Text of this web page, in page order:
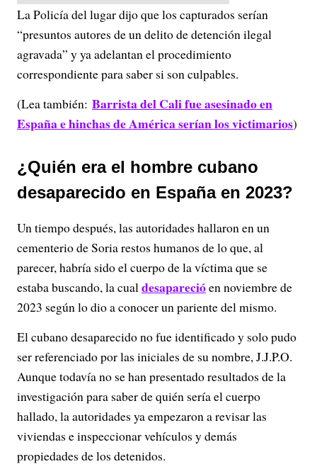
La Policía del lugar dijo que los capturados serían
“presuntos autores de un delito de detención ilegal
agravada” y ya adelantan el procedimiento
correspondiente para saber si son culpables.
(Lea también: Barrista del Cali fue asesinado en
España e hinchas de América serían los victimarios)
¿Quién era el hombre cubano
desaparecido en España en 2023?
Un tiempo después, las autoridades hallaron en un
cementerio de Soria restos humanos de lo que, al
parecer, habría sido el cuerpo de la víctima que se
estaba buscando, la cualdesaparecióen noviembre de
2023 según lo dio a conocer un pariente del mismo.
El cubano desaparecido no fue identificado y solo pudo
ser referenciado por las iniciales de su nombre, J.J.P.O.
Aunque todavía no se han presentado resultados de la
investigación para saber de quién sería el cuerpo
hallado, la autoridades ya empezaron a revisar las
viviendas e inspeccionar vehículos y demás
propiedades de los detenidos.